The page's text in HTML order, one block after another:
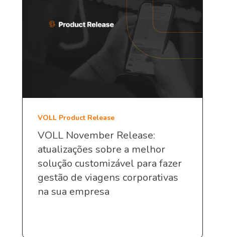
VOLL Product Release
VOLL November Release:
atualizações sobre a melhor
solução customizável para fazer
gestão de viagens corporativas
na sua empresa